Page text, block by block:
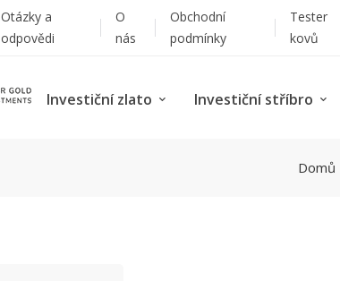
Otázky a
odpovědi
O
nás
Obchodní
podmínky
Tester
kovů
Investiční zlato Investiční stříbro
Domů